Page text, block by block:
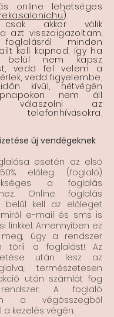
online lehetséges
).
csak akkor válik
azt visszaigazoltam.
minden
kell kapnod, így ha
nem kapsz
vedd fel velem a
vedd figyelembe,
kívül, hétvégén
nem áll
válaszolni az
telefonhívásokra,
új vendégeknek
esetén az első
előleg (foglaló)
a foglalás
Online foglalás
kell az előleget
e-mail és sms is
linkkel. Amennyiben ez
úgy a rendszer
törli a foglalást! Az
után lesz az
természetesen
után számlát fog
A foglaló
a végösszegből
a kezelés végén.